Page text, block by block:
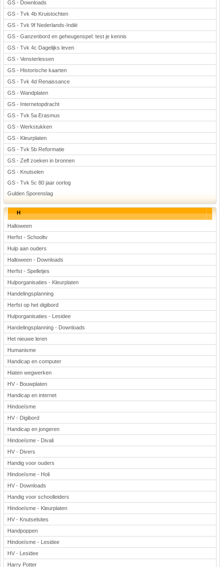
GS - Downloads
GS - Tvk 4b Kruistochten
GS - Tvk 9f Nederlands-Indië
GS - Ganzenbord en geheugenspel: test je kennis
GS - Tvk 4c Dagelijks leven
GS - Vensterlessen
GS - Historische kaarten
GS - Tvk 4d Renaissance
GS - Wandplaten
GS - Internetopdracht
GS - Tvk 5a Erasmus
GS - Werkstukken
GS - Kleurplaten
GS - Tvk 5b Reformatie
GS - Zelf zoeken in bronnen
GS - Knutselen
GS - Tvk 5c 80 jaar oorlog
Gulden Sporenslag
H
Halloween
Herfst - Schooltv
Hulp aan ouders
Halloween - Downloads
Herfst - Spelletjes
Hulporganisaties - Kleurplaten
Handelingsplanning
Herfst op het digibord
Hulporganisaties - Lesidee
Handelingsplanning - Downloads
Het nieuwe leren
Humanisme
Handicap en computer
Hiaten wegwerken
HV - Bouwplaten
Handicap en internet
Hindoeïsme
HV - Digibord
Handicap en jongeren
Hindoeïsme - Divali
HV - Divers
Handig voor ouders
Hindoeïsme - Holi
HV - Downloads
Handig voor schoolleiders
Hindoeïsme - Kleurplaten
HV - Knutselsites
Handpoppen
Hindoeïsme - Lesidee
HV - Lesidee
Harry Potter